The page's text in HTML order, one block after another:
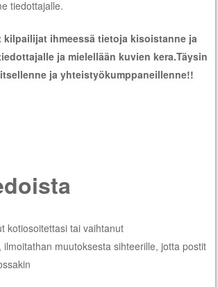
tiedottajalle.
kilpailijat ihmeessä tietoja kisoistanne ja
ja mielellään kuvien kera.Täysin
ja yhteistyökumppaneillenne!!
kotiosoitettasi tai vaihtanut
ilmoitathan muutoksesta sihteerille, jotta postit